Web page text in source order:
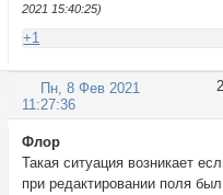
2021 15:40:25)
+1
2
Пн, 8 Фев 2021
11:27:36
Флор
Такая ситуация возникает
при редактировании поля был